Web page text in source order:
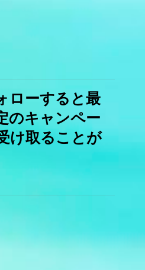
ローすると最
のキャンペー
け取ることが